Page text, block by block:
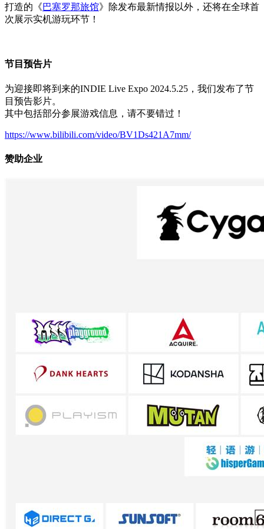
打造的《巴塞罗那旅馆》除发布最新情报以外，还将在全球首
次展示实机游玩环节！
节目预告片
为迎接即将到来的INDIE Live Expo 2024.5.25，我们发布了节
目预告影片。
其中包括部分参展游戏信息，请不要错过！
https://www.bilibili.com/video/BV1Ds421A7mm/
赞助企业